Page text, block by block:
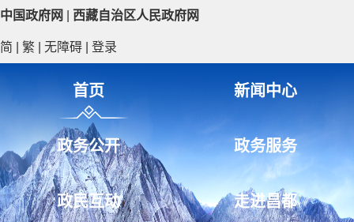
中国政府网 西藏自治区人民政府网
简 繁 无障碍 登录
首页 新闻中心
政务公开 政务服务
政民互动 走进昌都